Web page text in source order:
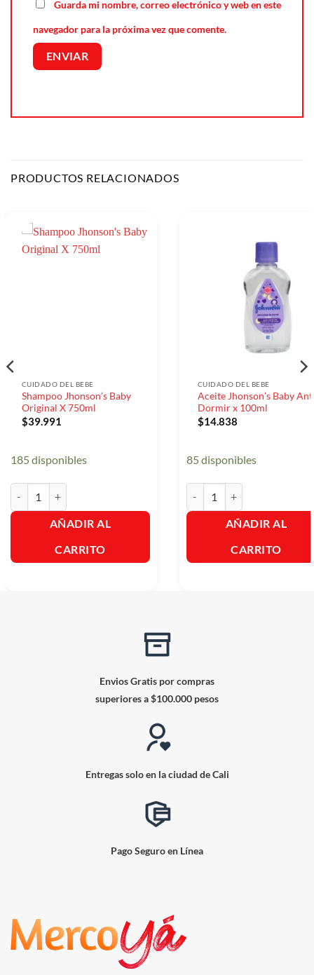
Guarda mi nombre, correo electrónico y web en este
navegador para la próxima vez que comente.
PRODUCTOS RELACIONADOS
CUIDADO DEL BEBE
Shampoo Jhonson’s Baby
Original X 750ml
$39.991
185 disponibles
AÑADIR AL
CARRITO
CUIDADO DEL BEBE
Aceite Jhonson’s Baby
Dormir x 100ml
$14.838
85 disponibles
AÑADIR AL
CARRITO
Envios Gratis por compras
superiores a $100.000 pesos
Entregas solo en la ciudad de Cali
Pago Seguro en Línea